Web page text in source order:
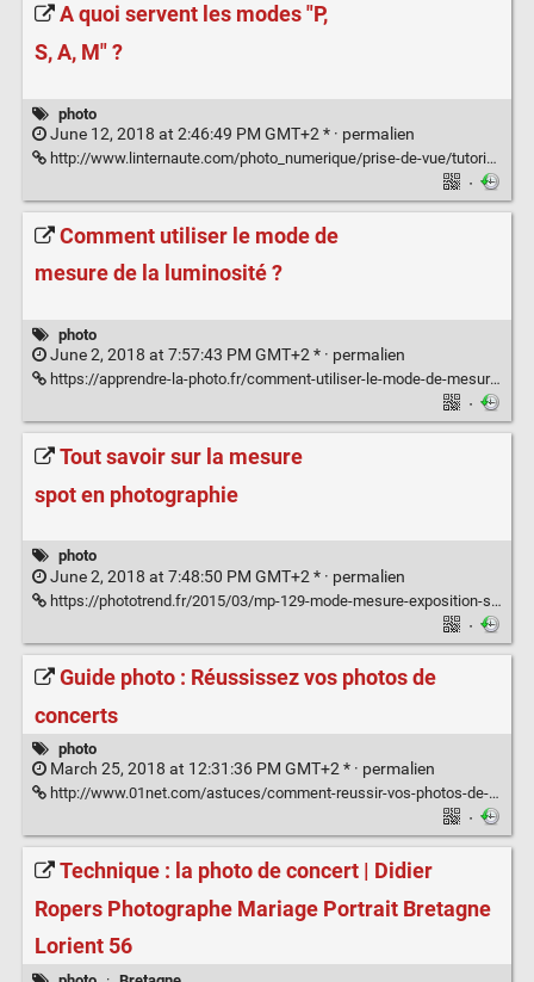
A quoi servent les modes "P,
S, A, M" ?
photo
June 12, 2018 at 2:46:49 PM GMT+2 * · permalien
http://www.linternaute.com/photo_numerique/prise-de-vue/tutoriel-pratique/10-reponses-a-des-questions-de-prise-de-vue-recurrentes/a-quoi-servent-les-modes-p-s-a-m.shtml
·
Comment utiliser le mode de
mesure de la luminosité ?
photo
June 2, 2018 at 7:57:43 PM GMT+2 * · permalien
https://apprendre-la-photo.fr/comment-utiliser-le-mode-de-mesure-de-la-luminosite/
·
Tout savoir sur la mesure
spot en photographie
photo
June 2, 2018 at 7:48:50 PM GMT+2 * · permalien
https://phototrend.fr/2015/03/mp-129-mode-mesure-exposition-spot/
·
Guide photo : Réussissez vos photos de
concerts
photo
March 25, 2018 at 12:31:36 PM GMT+2 * · permalien
http://www.01net.com/astuces/comment-reussir-vos-photos-de-concerts-624716.html
·
Technique : la photo de concert | Didier
Ropers Photographe Mariage Portrait Bretagne
Lorient 56